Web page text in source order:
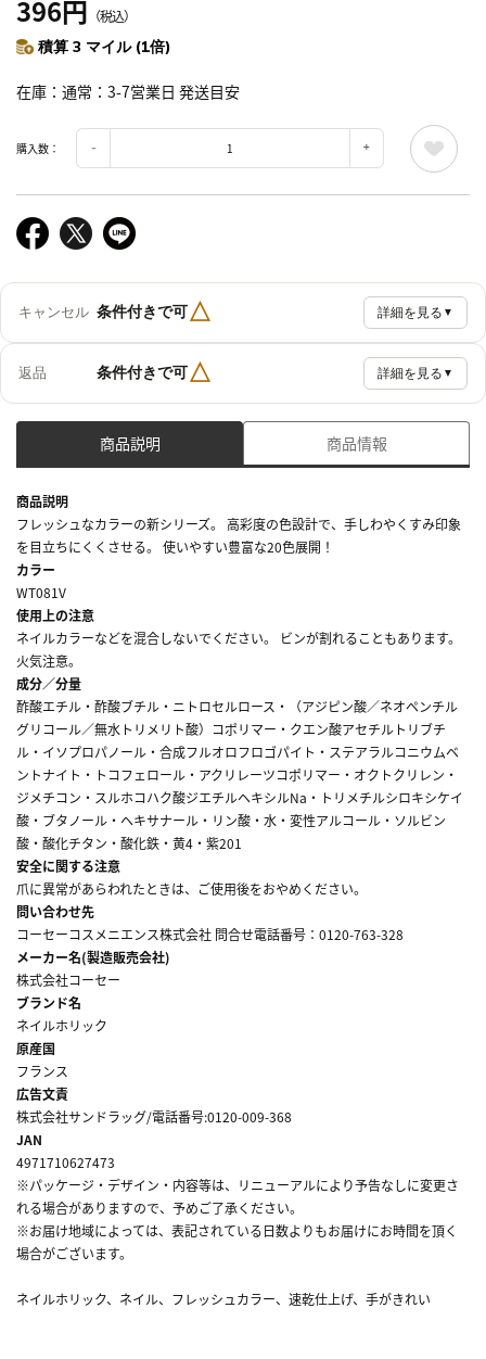
396円 （税込）
積算 3 マイル (1倍)
在庫 通常：3-7営業日 発送目安
購入数：
キャンセル 条件付きで可△ 詳細を見る ▼
返品 条件付きで可△ 詳細を見る ▼
商品説明 商品情報
商品説明
フレッシュなカラーの新シリーズ。 高彩度の色設計で、手しわやくすみ印象
を目立ちにくくさせる。 使いやすい豊富な20色展開！
カラー
WT081V
使用上の注意
ネイルカラーなどを混合しないでください。 ビンが割れることもあります。
火気注意。
成分／分量
酢酸エチル・酢酸ブチル・ニトロセルロース・（アジピン酸／ネオペンチル
グリコール／無水トリメリト酸）コポリマー・クエン酸アセチルトリブチ
ル・イソプロパノール・合成フルオロフロゴパイト・ステアラルコニウムベ
ントナイト・トコフェロール・アクリレーツコポリマー・オクトクリレン・
ジメチコン・スルホコハク酸ジエチルヘキシルNa・トリメチルシロキシケイ
酸・ブタノール・ヘキサナール・リン酸・水・変性アルコール・ソルビン
酸・酸化チタン・酸化鉄・黄4・紫201
安全に関する注意
爪に異常があらわれたときは、ご使用後をおやめください。
問い合わせ先
コーセーコスメニエンス株式会社 問合せ電話番号：0120-763-328
メーカー名(製造販売会社)
株式会社コーセー
ブランド名
ネイルホリック
原産国
フランス
広告文責
株式会社サンドラッグ/電話番号:0120-009-368
JAN
4971710627473
※パッケージ・デザイン・内容等は、リニューアルにより予告なしに変更さ
れる場合がありますので、予めご了承ください。
※お届け地域によっては、表記されている日数よりもお届けにお時間を頂く
場合がございます。
ネイルホリック、ネイル、フレッシュカラー、速乾仕上げ、手がきれい